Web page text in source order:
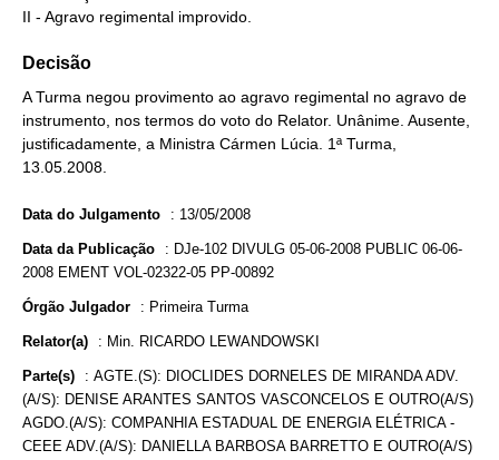
II - Agravo regimental improvido.
Decisão
A Turma negou provimento ao agravo regimental no agravo de
instrumento, nos termos do voto do Relator. Unânime. Ausente,
justificadamente, a Ministra Cármen Lúcia. 1ª Turma,
13.05.2008.
Data do Julgamento : 13/05/2008
Data da Publicação : DJe-102 DIVULG 05-06-2008 PUBLIC 06-06-
2008 EMENT VOL-02322-05 PP-00892
Órgão Julgador : Primeira Turma
Relator(a) : Min. RICARDO LEWANDOWSKI
Parte(s) : AGTE.(S): DIOCLIDES DORNELES DE MIRANDA ADV.
(A/S): DENISE ARANTES SANTOS VASCONCELOS E OUTRO(A/S)
AGDO.(A/S): COMPANHIA ESTADUAL DE ENERGIA ELÉTRICA -
CEEE ADV.(A/S): DANIELLA BARBOSA BARRETTO E OUTRO(A/S)